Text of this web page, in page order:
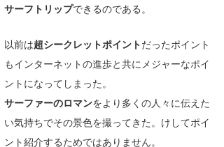
サーフトリップできるのである。
以前は超シークレットポイントだったポイント
もインターネットの進歩と共にメジャーなポイ
ントになってしまった。
サーファーのロマンをより多くの人々に伝えた
い気持ちでその景色を撮ってきた。けしてポイ
ント紹介するためではありません。